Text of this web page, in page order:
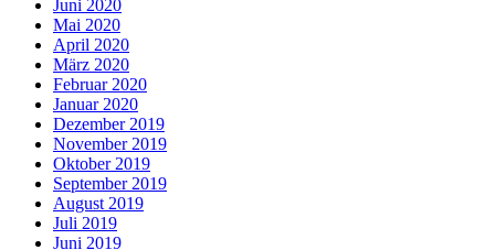
Juni 2020
Mai 2020
April 2020
März 2020
Februar 2020
Januar 2020
Dezember 2019
November 2019
Oktober 2019
September 2019
August 2019
Juli 2019
Juni 2019